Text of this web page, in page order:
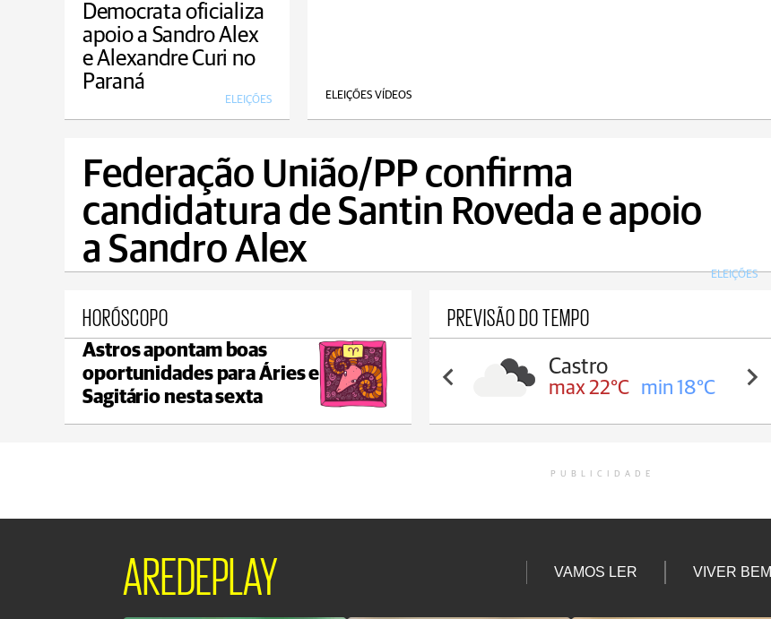
ELEIÇÕES VÍDEOS
Democrata oficializa
apoio a Sandro Alex
e Alexandre Curi no
Paraná
ELEIÇÕES
Federação União/PP confirma
candidatura de Santin Roveda e apoio
a Sandro Alex
ELEIÇÕES
HORÓSCOPO
Astros apontam boas
oportunidades para Áries e
Sagitário nesta sexta
PREVISÃO DO TEMPO
Ponta Grossa
max 21°C min 18°C
Castro
max 22°C min 18°C
PUBLICIDADE
AREDEPLAY VAMOS LER VIVER BEM